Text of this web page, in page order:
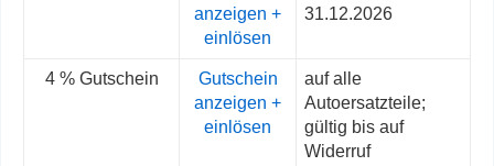
anzeigen +
einlösen
31.12.2026
4 % Gutschein
Gutschein
anzeigen +
einlösen
auf alle
Autoersatzteile;
gültig bis auf
Widerruf